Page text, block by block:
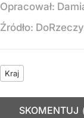
Opracował:
Źródło:
Kraj
SKOMENTUJ